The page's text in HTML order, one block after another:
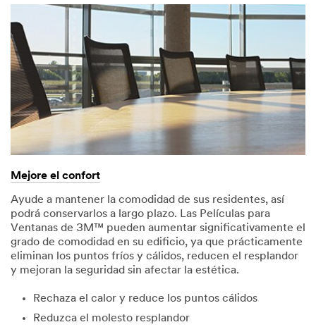
Mejore el confort
Ayude a mantener la comodidad de sus residentes, así
podrá conservarlos a largo plazo. Las Películas para
Ventanas de 3M™ pueden aumentar significativamente el
grado de comodidad en su edificio, ya que prácticamente
eliminan los puntos fríos y cálidos, reducen el resplandor
y mejoran la seguridad sin afectar la estética.
Rechaza el calor y reduce los puntos cálidos
Reduzca el molesto resplandor